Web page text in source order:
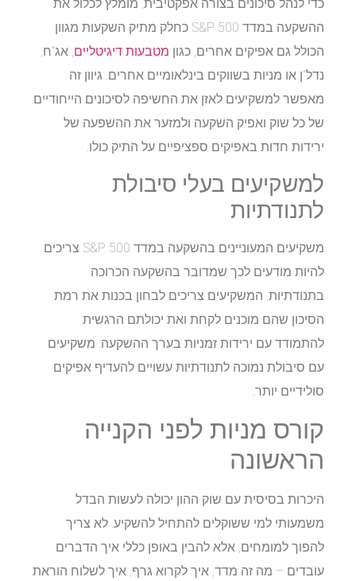
כדי לנהל סיכונים בצורה אפקטיבית, מומלץ לכלול את
ההשקעה במדד S&P 500 כחלק מתיק השקעות מגוון
הכולל גם אפיקים אחרים, כגוןמטבעות דיגיטליים, אג"ח,
נדל"ן או מניות בשווקים בינלאומיים אחרים. גיוון זה
מאפשר למשקיעים לאזן את החשיפה לסיכונים הייחודיים
של כל שוק ואפיק השקעה ולמזער את ההשפעה של
ירידות חדות באפיקים ספציפיים על התיק כולו.
למשקיעים בעלי סיבולת
לתנודתיות
משקיעים המעוניינים בהשקעה במדד S&P 500 צריכים
להיות מודעים לכך שמדובר בהשקעה הכרוכה
בתנודתיות. המשקיעים צריכים לבחון בכנות את רמת
הסיכון שהם מוכנים לקחת ואת יכולתם הרגשית
להתמודד עם ירידות זמניות בערך ההשקעה. משקיעים
עם סיבולת נמוכה לתנודתיות עשויים להעדיף אפיקים
סולידיים יותר.
קורס מניות לפני הקנייה
הראשונה
היכרות בסיסית עם שוק ההון יכולה לעשות הבדל
משמעותי למי ששוקלים להתחיל להשקיע. לא צריך
להפוך למומחים, אלא להבין באופן כללי איך הדברים
עובדים – מה זה מדד, איך לקרוא גרף, איך לשלוח הוראת